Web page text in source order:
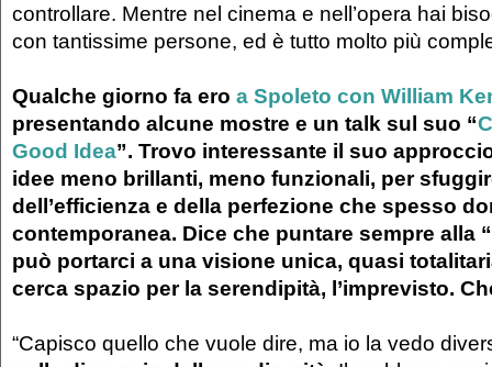
controllare. Mentre nel cinema e nell’opera hai
con tantissime persone, ed è tutto molto più
Qualche giorno fa ero a Spoleto con William
presentando alcune mostre e un talk sul suo “
Good Idea”. Trovo interessante il suo
idee meno brillanti, meno funzionali, per
dell’efficienza e della perfezione che spesso
contemporanea. Dice che puntare sempre alla
può portarci a una visione unica, quasi
cerca spazio per la serendipità, l’imprevisto.
“Capisco quello che vuole dire, ma io la vedo